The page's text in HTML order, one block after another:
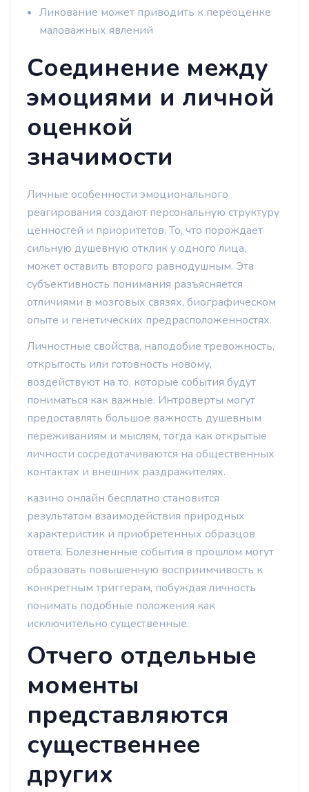
Ликование может приводить к переоценке
маловажных явлений
Соединение между
эмоциями и личной
оценкой
значимости
Личные особенности эмоционального
реагирования создают персональную структуру
ценностей и приоритетов. То, что порождает
сильную душевную отклик у одного лица,
может оставить второго равнодушным. Эта
субъективность понимания разъясняется
отличиями в мозговых связях, биографическом
опыте и генетических предрасположенностях.
Личностные свойства, наподобие тревожность,
открытость или готовность новому,
воздействуют на то, которые события будут
пониматься как важные. Интроверты могут
предоставлять большое важность душевным
переживаниям и мыслям, тогда как открытые
личности сосредотачиваются на общественных
контактах и внешних раздражителях.
казино онлайн бесплатно становится
результатом взаимодействия природных
характеристик и приобретенных образцов
ответа. Болезненные события в прошлом могут
образовать повышенную восприимчивость к
конкретным триггерам, побуждая личность
понимать подобные положения как
исключительно существенные.
Отчего отдельные
моменты
представляются
существеннее
других